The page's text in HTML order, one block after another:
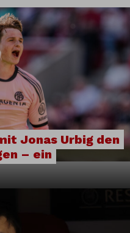
Jonas Urbig den
– ein